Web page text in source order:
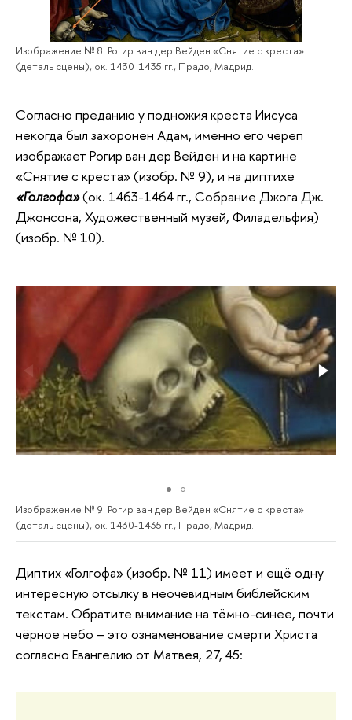
Изображение № 8. Рогир ван дер Вейден «Снятие с креста»
(деталь сцены), ок. 1430-1435 гг., Прадо, Мадрид.
Согласно преданию у подножия креста Иисуса
некогда был захоронен Адам, именно его череп
изображает Рогир ван дер Вейден и на картине
«Снятие с креста» (изобр. № 9), и на диптихе
«Голгофа»(ок. 1463-1464 гг., Собрание Джога Дж.
Джонсона, Художественный музей, Филадельфия)
(изобр. № 10).
Изображение № 9. Рогир ван дер Вейден «Снятие с креста»
(деталь сцены), ок. 1430-1435 гг., Прадо, Мадрид.
Диптих «Голгофа» (изобр. № 11) имеет и ещё одну
интересную отсылку в неочевидным библейским
текстам. Обратите внимание на тёмно-синее, почти
чёрное небо – это ознаменование смерти Христа
согласно Евангелию от Матвея, 27, 45: